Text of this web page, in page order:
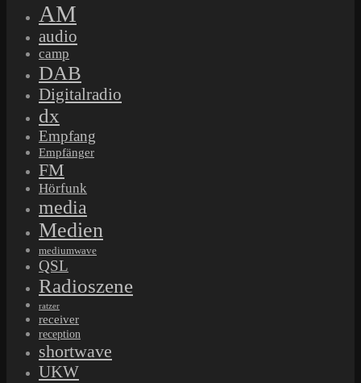
AM
audio
camp
DAB
Digitalradio
dx
Empfang
Empfänger
FM
Hörfunk
media
Medien
mediumwave
QSL
Radioszene
ratzer
receiver
reception
shortwave
UKW